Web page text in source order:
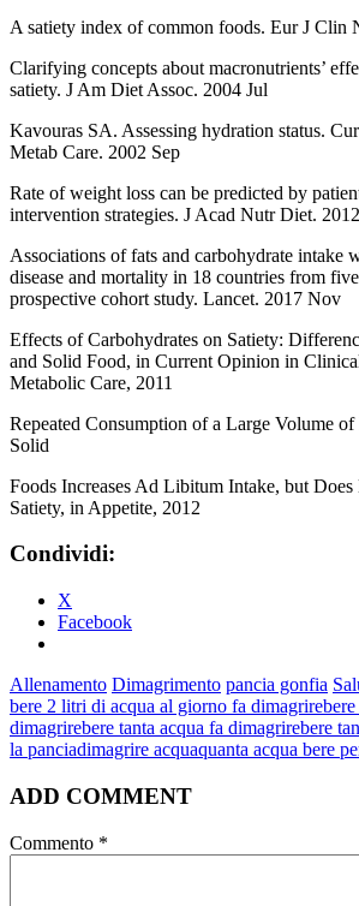
A satiety index of common foods. Eur J Clin
Clarifying concepts about macronutrients’
satiety. J Am Diet Assoc. 2004 Jul
Kavouras SA. Assessing hydration status.
Metab Care. 2002 Sep
Rate of weight loss can be predicted by
intervention strategies. J Acad Nutr Diet.
Associations of fats and carbohydrate intake
disease and mortality in 18 countries from
prospective cohort study. Lancet. 2017 Nov
Effects of Carbohydrates on Satiety:
and Solid Food, in Current Opinion in
Metabolic Care, 2011
Repeated Consumption of a Large Volume
Solid
Foods Increases Ad Libitum Intake, but
Satiety, in Appetite, 2012
Condividi:
X
Facebook
Allenamento Dimagrimento pancia gonfia
bere 2 litri di acqua al giorno fa dimagrire
dimagrirebere tanta acqua fa dimagrirebere
la panciadimagrire acquaquanta acqua bere
ADD COMMENT
Commento *